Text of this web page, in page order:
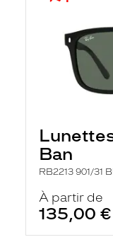
Ban
RB2213 901/31
À partir de
135,00 €